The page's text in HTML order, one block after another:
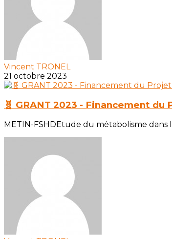
Vincent TRONEL
21 octobre 2023
🧬 GRANT 2023 - Financement
METIN-FSHDEtude du métabolisme dans